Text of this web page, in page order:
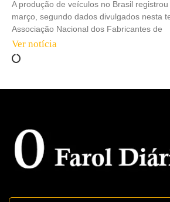
A produção de veículos no Brasil
março, segundo dados divulgados nesta
Associação Nacional dos Fabricantes de
Ver notícia